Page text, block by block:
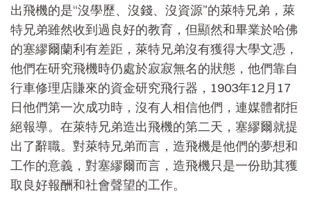
出飛機的是“沒學歷、沒錢、沒資源”的萊特兄弟，萊
特兄弟雖然收到過良好的教育，但顯然和畢業於哈佛
的塞繆爾蘭利有差距，萊特兄弟沒有獲得大學文憑，
他們在研究飛機時仍處於寂寂無名的狀態，他們靠自
行車修理店賺來的資金研究飛行器，1903年12月17
日他們第一次成功時，沒有人相信他們，連媒體都拒
絕報導。在萊特兄弟造出飛機的第二天，塞繆爾就提
出了辭職。對萊特兄弟而言，造飛機是他們的夢想和
工作的意義，對塞繆爾而言，造飛機只是一份助其獲
取良好報酬和社會聲望的工作。